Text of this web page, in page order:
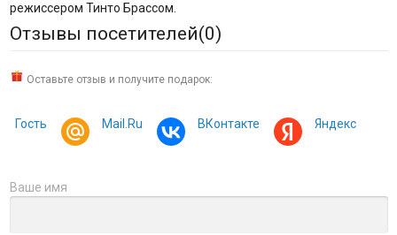
режиссером Тинто Брассом.
Отзывы посетителей(0)
Оставьте отзыв и получите подарок:
Гость Mail.Ru ВКонтакте Яндекс
Ваше имя